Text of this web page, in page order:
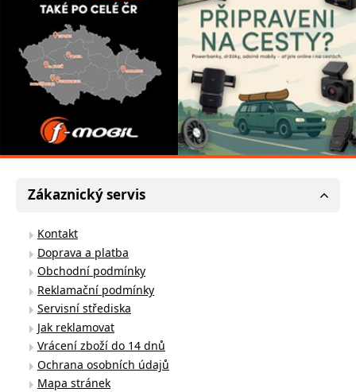
Zákaznický servis
Kontakt
Doprava a platba
Obchodní podmínky
Reklamační podmínky
Servisní střediska
Jak reklamovat
Vrácení zboží do 14 dnů
Ochrana osobních údajů
Mapa stránek